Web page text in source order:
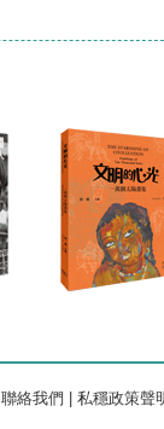
聯絡我們 私穩政策聲